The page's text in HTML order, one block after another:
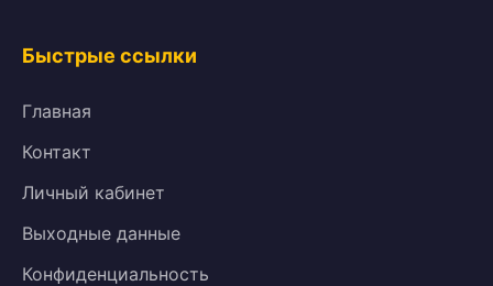
Быстрые ссылки
Главная
Контакт
Личный кабинет
Выходные данные
Конфиденциальность